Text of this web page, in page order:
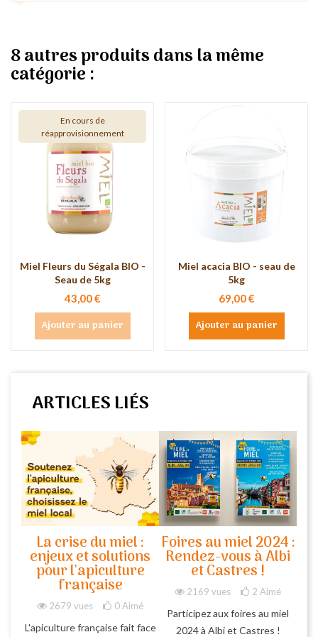
8 autres produits dans la même
catégorie :
En cours de
réapprovisionnement
Miel Fleurs du Ségala BIO -
Seau de 5kg
43,00 €
Ajouter au panier
Miel acacia BIO - seau de
5kg
69,00 €
Ajouter au panier
ARTICLES LIÉS
La crise du miel :
enjeux et solutions
pour l'apiculture
française
2679 vues 0Aimé
L'apiculture française fait face
Foires au miel 2024 :
Rendez-vous à Albi
et Castres !
2169 vues 2 Aimé
Participez aux foires au miel
2024 à Albi et Castres !